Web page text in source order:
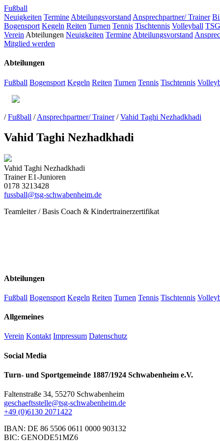
Fußball
Neuigkeiten Termine Abteilungsvorstand Ansprechpartner/ Trainer
Bogensport Kegeln Reiten Turnen Tennis Tischtennis Volleyball
Verein Abteilungen Neuigkeiten Termine Abteilungsvorstand
Mitglied werden
Abteilungen
Fußball Bogensport Kegeln Reiten Turnen Tennis Tischtennis
/ Fußball / Ansprechpartner/ Trainer / Vahid Taghi Nezhadkhadi
Vahid Taghi Nezhadkhadi
Vahid Taghi Nezhadkhadi
Trainer E1-Junioren
0178 3213428
fussball@tsg-schwabenheim.de
Teamleiter / Basis Coach & Kindertrainerzertifikat
Abteilungen
Fußball Bogensport Kegeln Reiten Turnen Tennis Tischtennis
Allgemeines
Verein Kontakt Impressum Datenschutz
Social Media
Turn- und Sportgemeinde 1887/1924 Schwabenheim e.V.
Faltenstraße 34, 55270 Schwabenheim
geschaeftsstelle@tsg-schwabenheim.de
+49 (0)6130 2071422
IBAN: DE 86 5506 0611 0000 903132
BIC: GENODE51MZ6